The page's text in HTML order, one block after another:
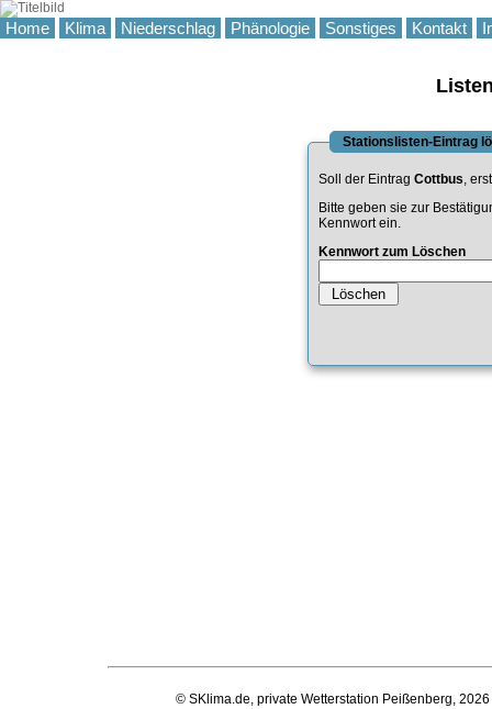
Home Klima Niederschlag Phänologie Sonstiges Kontakt
Stationslisten-Eintrag
Soll der Eintrag Cottbus,
Bitte geben sie zur
Kennwort ein.
Kennwort zum Löschen
© SKlima.de, private Wetterstation Peißenberg,